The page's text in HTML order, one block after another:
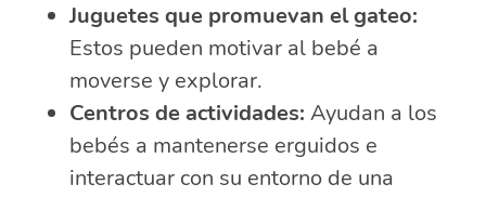
Juguetes que promuevan el gateo:
Estos pueden motivar al bebé a
moverse y explorar.
Centros de actividades: Ayudan a los
bebés a mantenerse erguidos e
interactuar con su entorno de una